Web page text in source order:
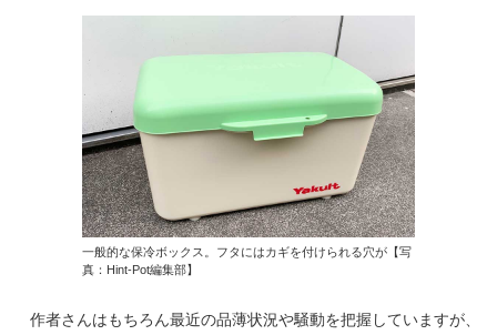
一般的な保冷ボックス。フタにはカギを付けられる穴が【写
真：Hint-Pot編集部】
作者さんはもちろん最近の品薄状況や騒動を把握していますが、